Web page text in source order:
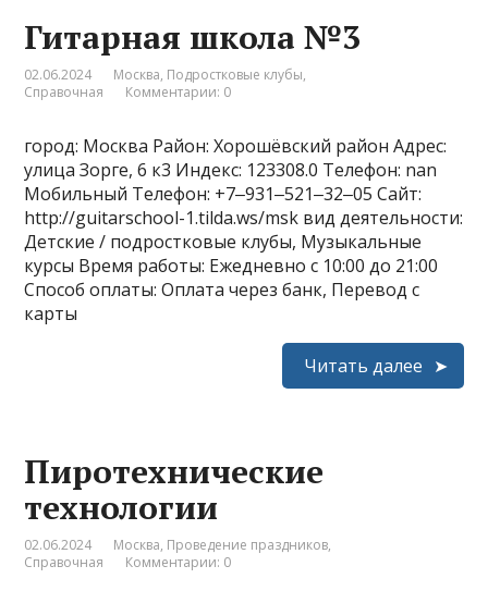
Гитарная школа №3
02.06.2024 Москва, Подростковые клубы,
Справочная
Комментарии: 0
город: Москва Район: Хорошёвский район Адрес:
улица Зорге, 6 к3 Индекс: 123308.0 Телефон: nan
Мобильный Телефон: +7‒931‒521‒32‒05 Сайт:
http://guitarschool-1.tilda.ws/msk вид деятельности:
Детские / подростковые клубы, Музыкальные
курсы Время работы: Ежедневно с 10:00 до 21:00
Способ оплаты: Оплата через банк, Перевод с
карты
Читать далее
Пиротехнические
технологии
02.06.2024 Москва, Проведение праздников,
Справочная
Комментарии: 0